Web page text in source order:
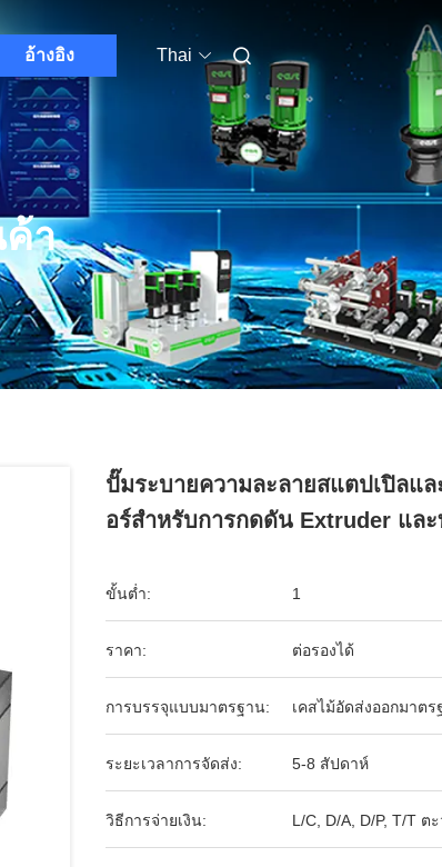
อ้างอิง Thai
ค้า
ปั๊มระบายความละลายสแตปเปิลแล
อร์สําหรับการกดดัน Extruder และ
ขั้นต่ำ: 1
ราคา: ต่อรองได้
การบรรจุแบบมาตรฐาน: เคสไม้อัดส่งออกมาต
ระยะเวลาการจัดส่ง: 5-8 สัปดาห์
วิธีการจ่ายเงิน: L/C, D/A, D/P, T/T